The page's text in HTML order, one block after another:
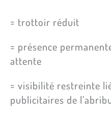
= trottoir réduit
= présence
attente
= visibilité restreinte
publicitaires de